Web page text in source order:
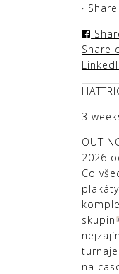
· Share
Share
3
OUT
2026
Co
skupin
turnaje
na